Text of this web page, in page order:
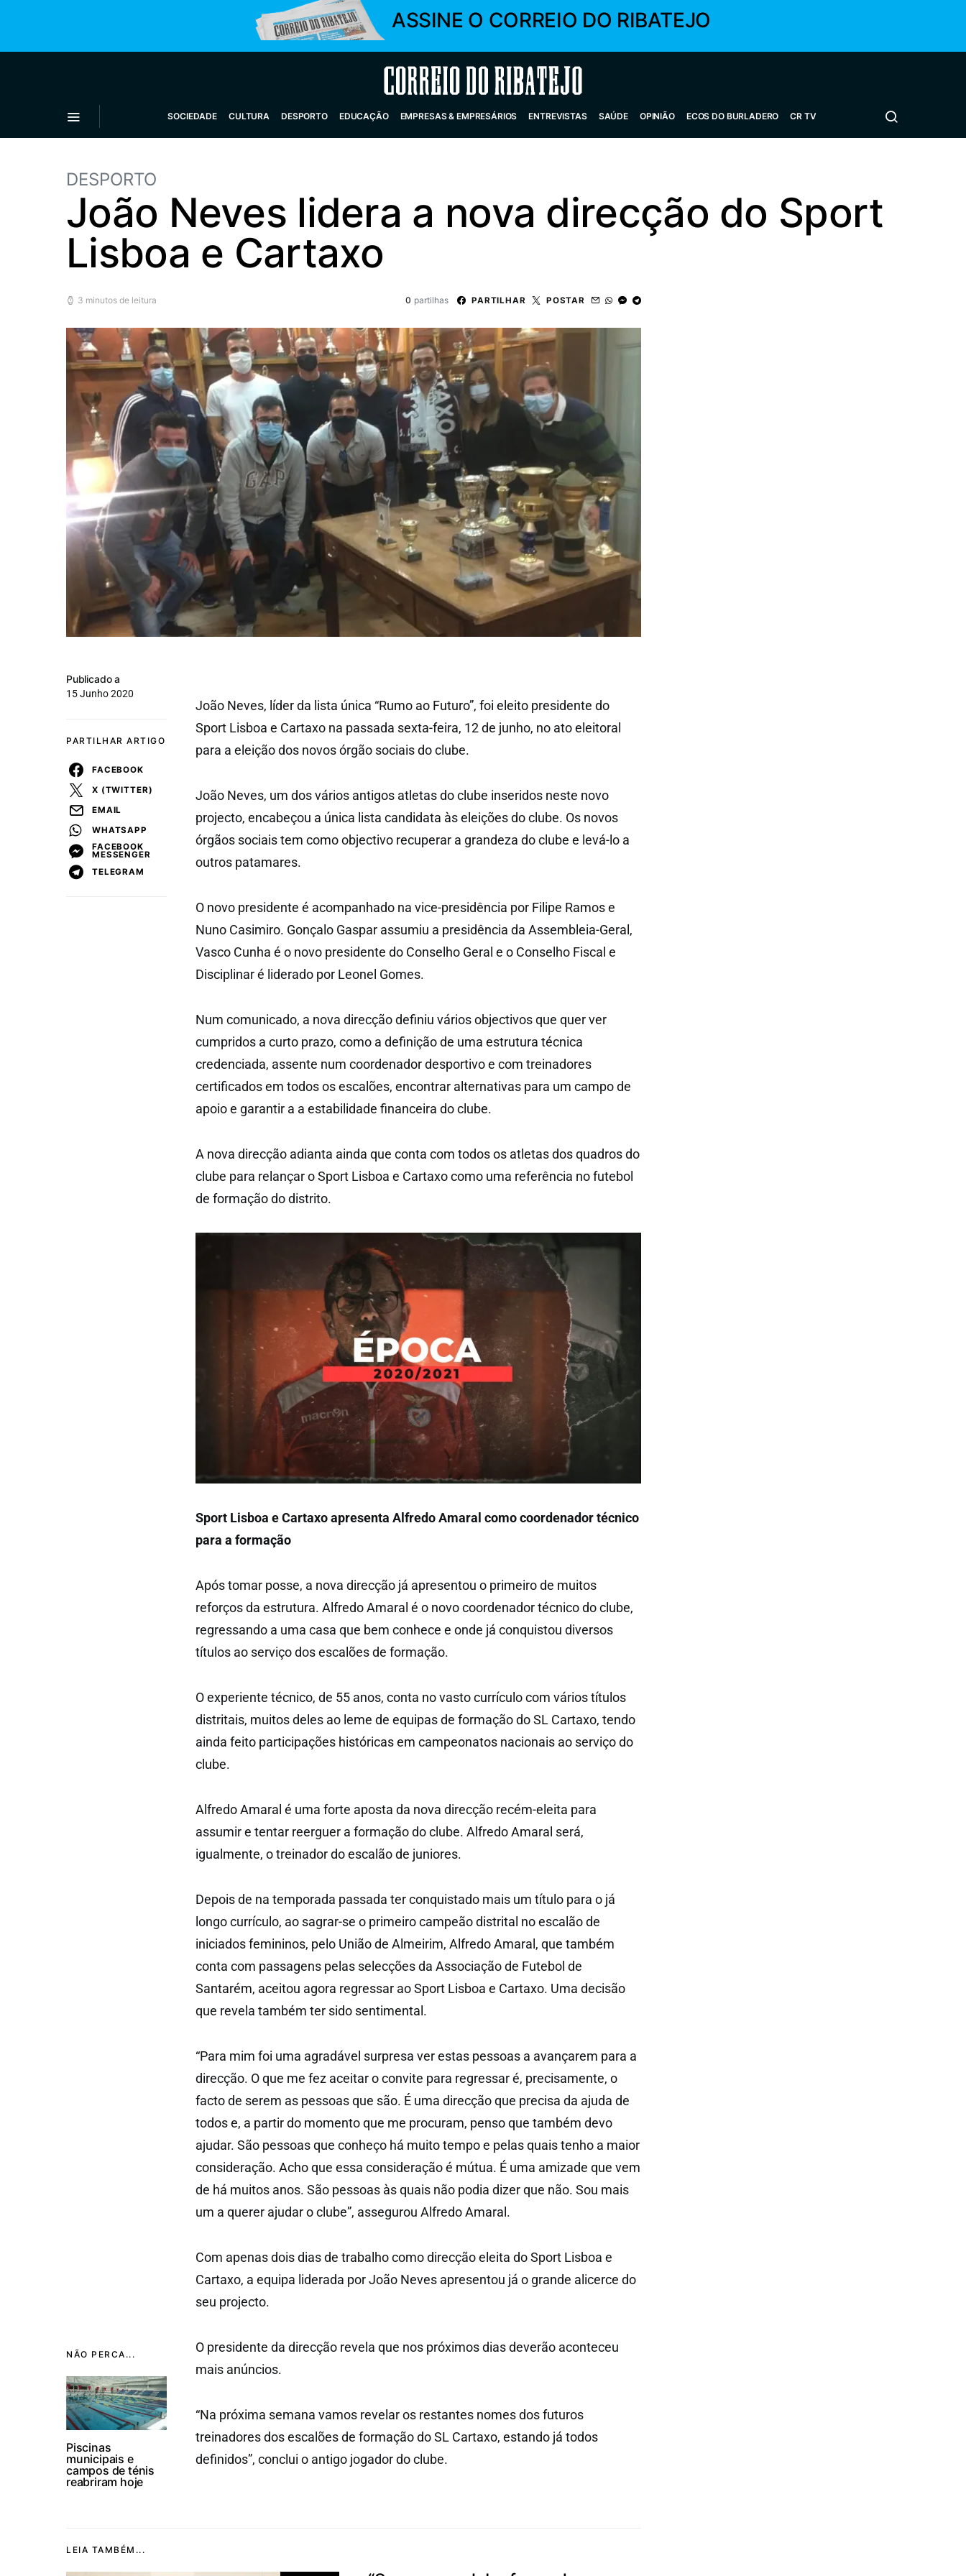
ASSINE O CORREIO DO RIBATEJO
Correio do Ribatejo
SOCIEDADE CULTURA DESPORTO EDUCAÇÃO EMPRESAS & EMPRESÁRIOS ENTREVISTAS SAÚDE OPINIÃO ECOS DO BURLADERO CR TV
DESPORTO
João Neves lidera a nova direcção do Sport
Lisboa e Cartaxo
3 minutos de leitura 0 partilhas PARTILHAR POSTAR
NÃO PERCA...
Piscinas
municipais e
campos de ténis
reabriram hoje
Publicado a
15 Junho 2020
PARTILHAR ARTIGO
FACEBOOK
X (TWITTER)
EMAIL
WHATSAPP
FACEBOOK
MESSENGER
TELEGRAM
João Neves, líder da lista única “Rumo ao Futuro”, foi eleito presidente do
Sport Lisboa e Cartaxo na passada sexta-feira, 12 de junho, no ato eleitoral
para a eleição dos novos órgão sociais do clube.
João Neves, um dos vários antigos atletas do clube inseridos neste novo
projecto, encabeçou a única lista candidata às eleições do clube. Os novos
órgãos sociais tem como objectivo recuperar a grandeza do clube e levá-lo a
outros patamares.
O novo presidente é acompanhado na vice-presidência por Filipe Ramos e
Nuno Casimiro. Gonçalo Gaspar assumiu a presidência da Assembleia-Geral,
Vasco Cunha é o novo presidente do Conselho Geral e o Conselho Fiscal e
Disciplinar é liderado por Leonel Gomes.
Num comunicado, a nova direcção definiu vários objectivos que quer ver
cumpridos a curto prazo, como a definição de uma estrutura técnica
credenciada, assente num coordenador desportivo e com treinadores
certificados em todos os escalões, encontrar alternativas para um campo de
apoio e garantir a a estabilidade financeira do clube.
A nova direcção adianta ainda que conta com todos os atletas dos quadros do
clube para relançar o Sport Lisboa e Cartaxo como uma referência no futebol
de formação do distrito.
Sport Lisboa e Cartaxo apresenta Alfredo Amaral como coordenador técnico
para a formação
Após tomar posse, a nova direcção já apresentou o primeiro de muitos
reforços da estrutura. Alfredo Amaral é o novo coordenador técnico do clube,
regressando a uma casa que bem conhece e onde já conquistou diversos
títulos ao serviço dos escalões de formação.
O experiente técnico, de 55 anos, conta no vasto currículo com vários títulos
distritais, muitos deles ao leme de equipas de formação do SL Cartaxo, tendo
ainda feito participações históricas em campeonatos nacionais ao serviço do
clube.
Alfredo Amaral é uma forte aposta da nova direcção recém-eleita para
assumir e tentar reerguer a formação do clube. Alfredo Amaral será,
igualmente, o treinador do escalão de juniores.
Depois de na temporada passada ter conquistado mais um título para o já
longo currículo, ao sagrar-se o primeiro campeão distrital no escalão de
iniciados femininos, pelo União de Almeirim, Alfredo Amaral, que também
conta com passagens pelas selecções da Associação de Futebol de
Santarém, aceitou agora regressar ao Sport Lisboa e Cartaxo. Uma decisão
que revela também ter sido sentimental.
“Para mim foi uma agradável surpresa ver estas pessoas a avançarem para a
direcção. O que me fez aceitar o convite para regressar é, precisamente, o
facto de serem as pessoas que são. É uma direcção que precisa da ajuda de
todos e, a partir do momento que me procuram, penso que também devo
ajudar. São pessoas que conheço há muito tempo e pelas quais tenho a maior
consideração. Acho que essa consideração é mútua. É uma amizade que vem
de há muitos anos. São pessoas às quais não podia dizer que não. Sou mais
um a querer ajudar o clube”, assegurou Alfredo Amaral.
Com apenas dois dias de trabalho como direcção eleita do Sport Lisboa e
Cartaxo, a equipa liderada por João Neves apresentou já o grande alicerce do
seu projecto.
O presidente da direcção revela que nos próximos dias deverão aconteceu
mais anúncios.
“Na próxima semana vamos revelar os restantes nomes dos futuros
treinadores dos escalões de formação do SL Cartaxo, estando já todos
definidos”, conclui o antigo jogador do clube.
LEIA TAMBÉM...